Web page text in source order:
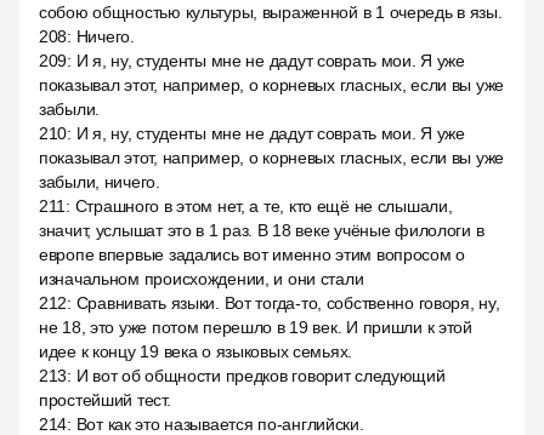
собою общностью культуры, выраженной в 1 очередь в язы.
208: Ничего.
209: И я, ну, студенты мне не дадут соврать мои. Я уже
показывал этот, например, о корневых гласных, если вы уже
забыли.
210: И я, ну, студенты мне не дадут соврать мои. Я уже
показывал этот, например, о корневых гласных, если вы уже
забыли, ничего.
211 : Страшного в этом нет, а те, кто ещё не слышали,
значит, услышат это в 1 раз. В 18 веке учёные филологи в
европе впервые задались вот именно этим вопросом о
изначальном происхождении, и они стали
212: Сравнивать языки. Вот тогда-то, собственно говоря, ну,
не 18, это уже потом перешло в 19 век. И пришли к этой
идее к концу 19 века о языковых семьях.
213: И вот об общности предков говорит следующий
простейший тест.
214: Вот как это называется по-английски.